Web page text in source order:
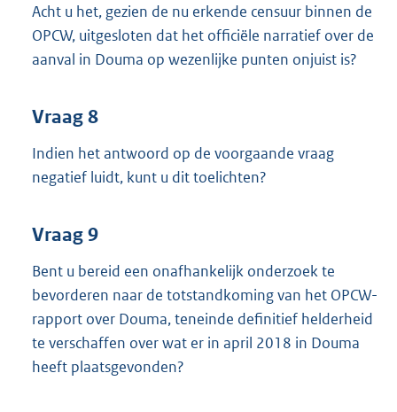
Acht u het, gezien de nu erkende censuur binnen de
OPCW, uitgesloten dat het officiële narratief over de
aanval in Douma op wezenlijke punten onjuist is?
Vraag 8
Indien het antwoord op de voorgaande vraag
negatief luidt, kunt u dit toelichten?
Vraag 9
Bent u bereid een onafhankelijk onderzoek te
bevorderen naar de totstandkoming van het OPCW-
rapport over Douma, teneinde definitief helderheid
te verschaffen over wat er in april 2018 in Douma
heeft plaatsgevonden?